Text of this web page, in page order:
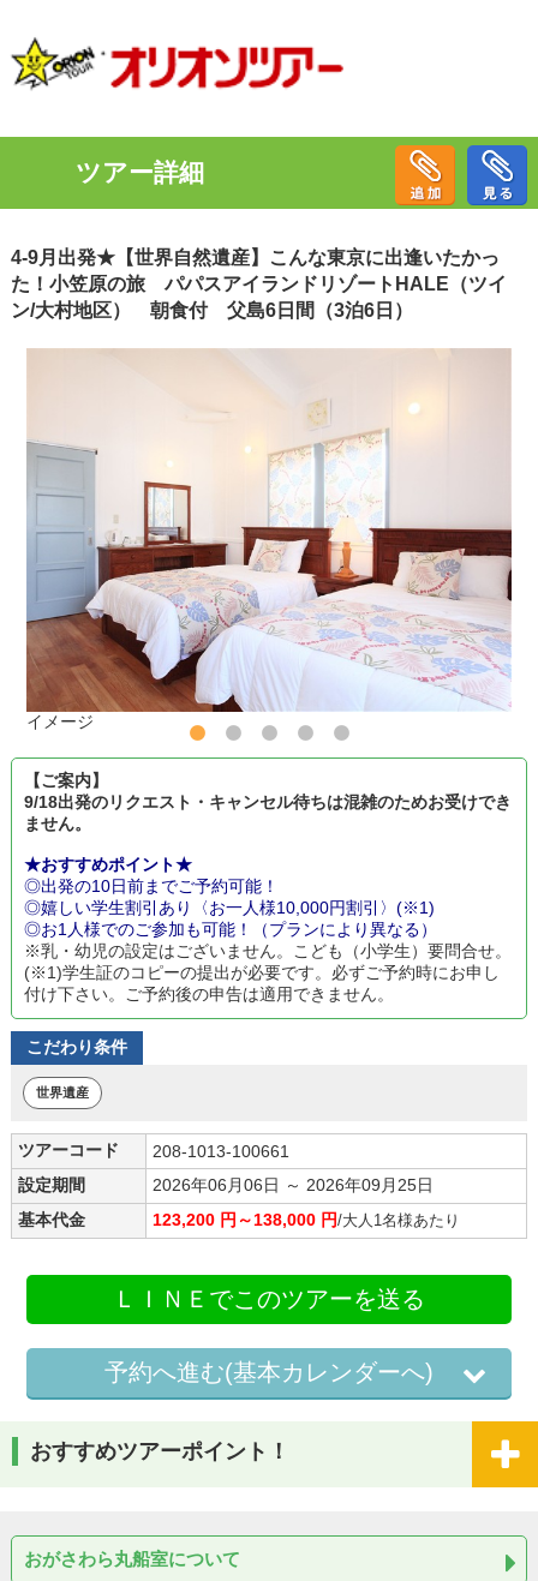
ツアー詳細
4-9月出発★【世界自然遺産】こんな東京に出逢いたかっ
た！小笠原の旅 パパスアイランドリゾートHALE（ツイ
ン/大村地区） 朝食付 父島6日間（3泊6日）
イメージ
【ご案内】
9/18出発のリクエスト・キャンセル待ちは混雑のためお受けでき
ません。
★おすすめポイント★
◎出発の10日前までご予約可能！
◎嬉しい学生割引あり〈お一人様10,000円割引〉(※1)
◎お1人様でのご参加も可能！（プランにより異なる）
※乳・幼児の設定はございません。こども（小学生）要問合せ。
(※1)学生証のコピーの提出が必要です。必ずご予約時にお申し
付け下さい。ご予約後の申告は適用できません。
こだわり条件
世界遺産
ツアーコード
208-1013-100661
設定期間
2026年06月06日 ～ 2026年09月25日
基本代金
123,200 円～138,000 円/大人1名様あたり
ＬＩＮＥでこのツアーを送る
予約へ進む(基本カレンダーへ)
おすすめツアーポイント！
おがさわら丸船室について